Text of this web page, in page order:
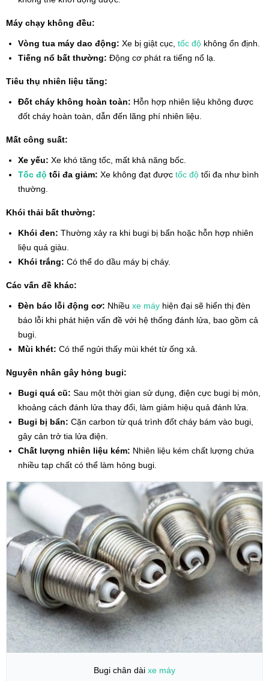
Máy chạy không đều:
Vòng tua máy dao động: Xe bị giật cục, tốc độ không ổn định.
Tiếng nổ bất thường: Động cơ phát ra tiếng nổ lạ.
Tiêu thụ nhiên liệu tăng:
Đốt cháy không hoàn toàn: Hỗn hợp nhiên liệu không được
đốt cháy hoàn toàn, dẫn đến lãng phí nhiên liệu.
Mất công suất:
Xe yếu: Xe khó tăng tốc, mất khả năng bốc.
Tốc độ tối đa giảm: Xe không đạt được tốc độ tối đa như bình
thường.
Khói thải bất thường:
Khói đen: Thường xảy ra khi bugi bị bẩn hoặc hỗn hợp nhiên
liệu quá giàu.
Khói trắng: Có thể do dầu máy bị cháy.
Các vấn đề khác:
Đèn báo lỗi động cơ: Nhiều xe máy hiện đại sẽ hiển thị đèn
báo lỗi khi phát hiện vấn đề với hệ thống đánh lửa, bao gồm cả
bugi.
Mùi khét: Có thể ngửi thấy mùi khét từ ống xả.
Nguyên nhân gây hỏng bugi:
Bugi quá cũ: Sau một thời gian sử dụng, điện cực bugi bị mòn,
khoảng cách đánh lửa thay đổi, làm giảm hiệu quả đánh lửa.
Bugi bị bẩn: Cặn carbon từ quá trình đốt cháy bám vào bugi,
gây cản trở tia lửa điện.
Chất lượng nhiên liệu kém: Nhiên liệu kém chất lượng chứa
nhiều tạp chất có thể làm hỏng bugi.
Bugi chân dài xe máy